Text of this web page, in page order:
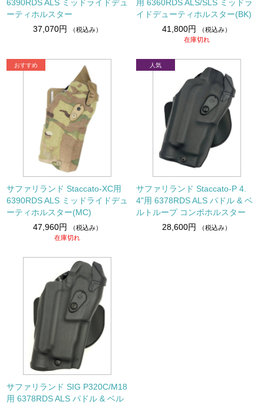
6390RDS ALS ミッドライドデュ
ーティホルスター
37,070円
（税込み）
用 6360RDS ALS/SLS ミッドラ
イドデューティホルスター(BK)
41,800円
（税込み）
在庫切れ
サファリランド Staccato-XC用
6390RDS ALS ミッドライドデュ
ーティホルスター(MC)
47,960円
（税込み）
在庫切れ
サファリランド Staccato-P 4.
4"用 6378RDS ALS パドル & ベ
ルトループ コンボホルスター
28,600円
（税込み）
サファリランド SIG P320C/M18
用 6378RDS ALS パドル & ベル